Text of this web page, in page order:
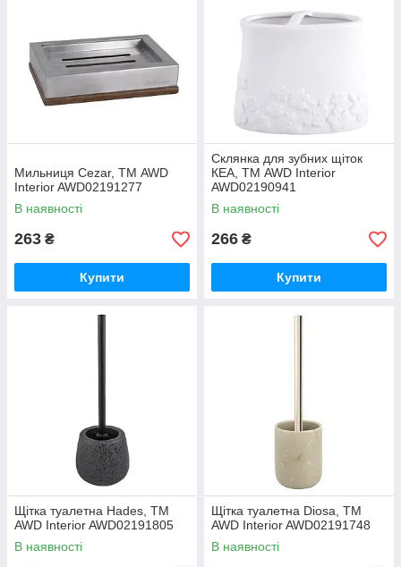
Мильниця Cezar, ТМ AWD
Interior AWD02191277
В наявності
263 ₴
Купити
Склянка для зубних щіток
КЕА, ТМ AWD Interior
AWD02190941
В наявності
266 ₴
Купити
Щітка туалетна Hades, ТМ
AWD Interior AWD02191805
В наявності
Щітка туалетна Diosa, ТМ
AWD Interior AWD02191748
В наявності